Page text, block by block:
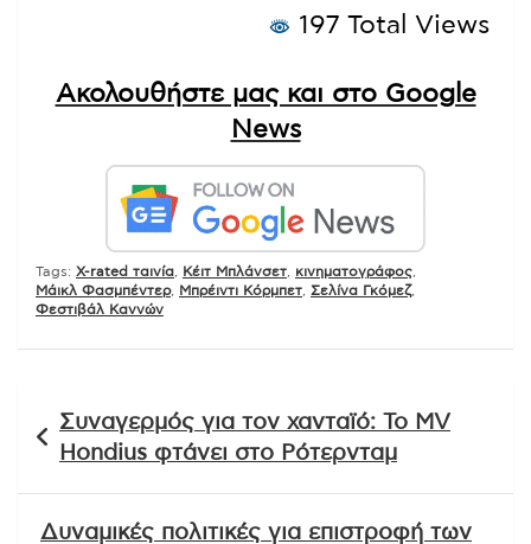
197 Total Views
Ακολουθήστε μας και στο Google
News
Tags: X-rated ταινία Κέιτ Μπλάνσετ κινηματογράφος
Μάικλ Φασμπέντερ, Μπρέιντι Κόρμπετ Σελίνα Γκόμεζ,
Φεστιβάλ Καννών
άρθρων
Συναγερμός για τον χανταϊό: Το MV
Hondius φτάνει στο Ρότερνταμ
Δυναμικές πολιτικές για επιστροφή των